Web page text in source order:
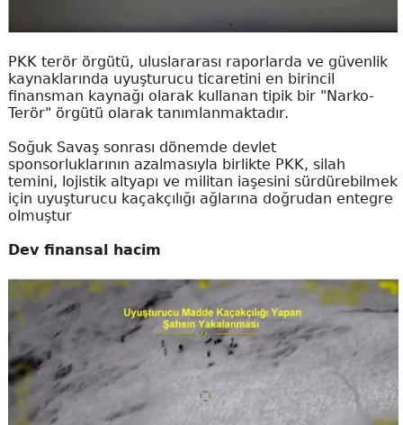
PKK terör örgütü, uluslararası raporlarda ve güvenlik
kaynaklarında uyuşturucu ticaretini en birincil
finansman kaynağı olarak kullanan tipik bir "Narko-
Terör" örgütü olarak tanımlanmaktadır.
Soğuk Savaş sonrası dönemde devlet
sponsorluklarının azalmasıyla birlikte PKK, silah
temini, lojistik altyapı ve militan iaşesini sürdürebilmek
için uyuşturucu kaçakçılığı ağlarına doğrudan entegre
olmuştur
Dev finansal hacim